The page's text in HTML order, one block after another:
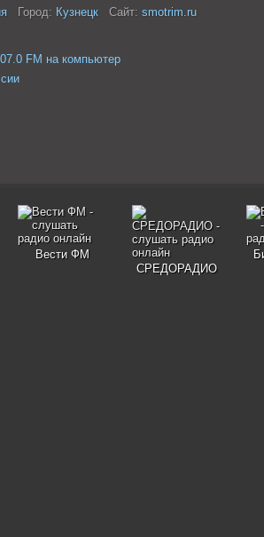
Город: Кузнецк Сайт: smotrim.ru
FM на компьютер
Вести ФМ
СРЕДОРАДИО